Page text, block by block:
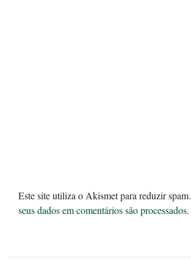
Este site utiliza o Akismet para reduzir spam.
seus dados em comentários são processados.